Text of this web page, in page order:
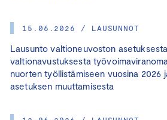
15.06.2026 / LAUSUNNOT
Lausunto valtioneuvoston asetuksesta
valtionavustuksesta
nuorten työllistämiseen vuosina 2026
asetuksen muuttamisesta